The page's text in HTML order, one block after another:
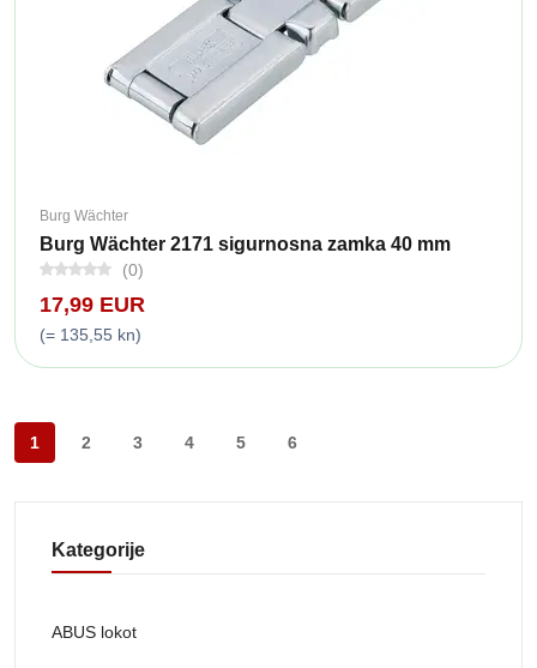
Burg Wächter
Burg Wächter 2171 sigurnosna zamka 40 mm
(0)
17,99 EUR
(= 135,55 kn)
1 2 3 4 5 6
Kategorije
ABUS lokot